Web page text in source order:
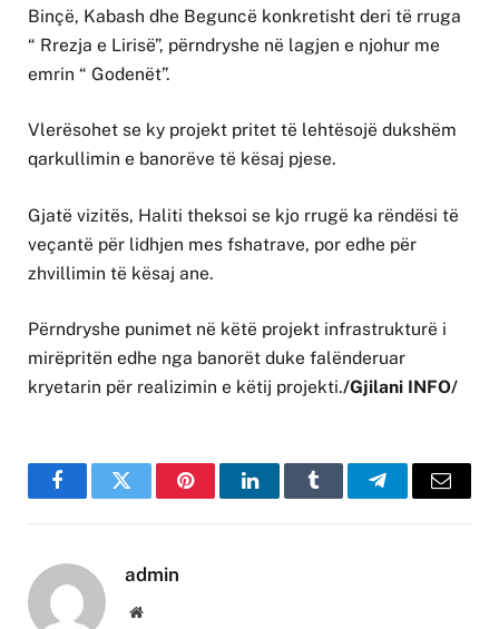
Binçë, Kabash dhe Beguncë konkretisht deri të rruga
“ Rrezja e Lirisë”, përndryshe në lagjen e njohur me
emrin “ Godenët”.
Vlerësohet se ky projekt pritet të lehtësojë dukshëm
qarkullimin e banorëve të kësaj pjese.
Gjatë vizitës, Haliti theksoi se kjo rrugë ka rëndësi të
veçantë për lidhjen mes fshatrave, por edhe për
zhvillimin të kësaj ane.
Përndryshe punimet në këtë projekt infrastrukturë i
mirëpritën edhe nga banorët duke falënderuar
kryetarin për realizimin e këtij projekti./Gjilani INFO/
FacebookTwitter PinterestLinkedInTumblr TelegramEmail
admin
Website